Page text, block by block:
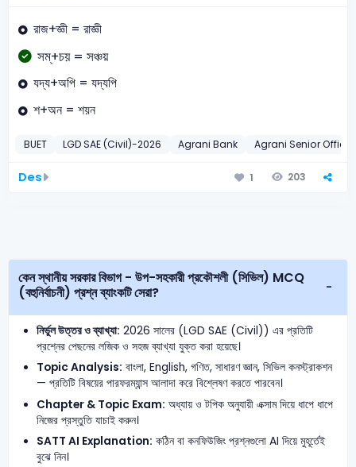
রাজ+জ্ঞী = রাজ্ঞী
সম্+চয় = সঞ্চয়
যদ্য+অপি = যদ্যপি
শ+অন = শয়ন
BUET LGD SAE (Civil)-2026 Agrani Bank Agrani Senior
Des 1 203
কেন স্থানীয় সরকার বিভাগ - উপ-সহকারী প্রকৌশলী (সিভিল) MCQ
(বহুনির্বাচনী) প্রশ্ন ব্যাংকটি সেরা?
নির্ভুল উত্তর ও ব্যাখ্যা: 2026 সালের (LGD SAE (Civil)) এর প্রতিটি
প্রশ্নের পেছনের লজিক ও সহজ ব্যাখ্যা যুক্ত করা হয়েছে।
Topic Analysis: বাংলা, English, গণিত, সাধারণ জ্ঞান, সিভিল কনস্ট্রাকশন
— প্রতিটি বিষয়ের পারফরম্যান্স আলাদা করে বিশ্লেষণ করতে পারবেন।
Chapter & Topic Exam: অধ্যায় ও টপিক অনুযায়ী এক্সাম দিয়ে ধাপে ধাপে
নিজের প্রস্তুতি যাচাই করুন।
SATT AI Explanation: কঠিন বা কনফিউজিং প্রশ্নগুলো AI দিয়ে মুহূর্তেই
বুঝে নিন।